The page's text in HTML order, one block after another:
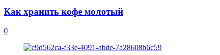
Как хранить кофе молотый
0